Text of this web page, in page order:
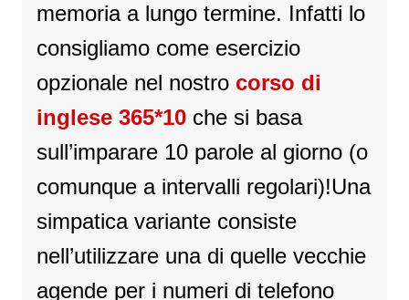
memoria a lungo termine. Infatti lo
consigliamo come esercizio
opzionale nel nostro corso di
inglese 365*10 che si basa
sull’imparare 10 parole al giorno (o
comunque a intervalli regolari)!Una
simpatica variante consiste
nell’utilizzare una di quelle vecchie
agende per i numeri di telefono